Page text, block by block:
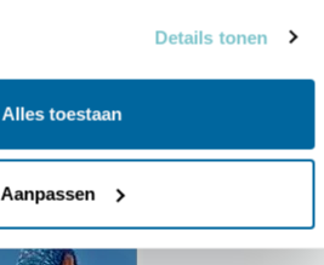
Details tonen
Alles toestaan
Aanpassen